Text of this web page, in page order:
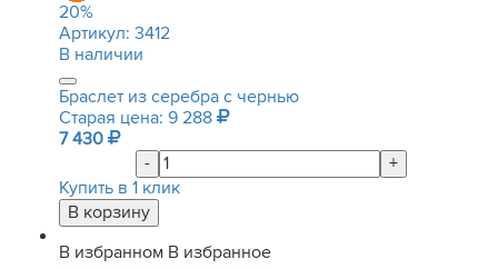
20%
Артикул: 3412
В наличии
Браслет из серебра с чернью
Старая цена: 9 288
7 430
-
+
Купить в 1 клик
В избранном В избранное